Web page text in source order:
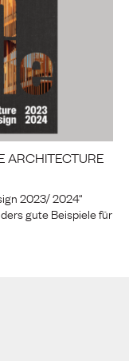
ARCHITECTURE
2023/ 2024“
gute Beispiele für